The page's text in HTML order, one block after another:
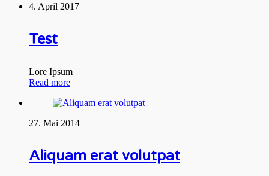
4. April 2017
Test
Lore Ipsum
Read more
27. Mai 2014
Aliquam erat volutpat